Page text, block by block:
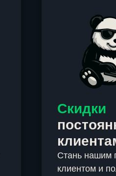
Скидки
Стань нашим
клиентом и